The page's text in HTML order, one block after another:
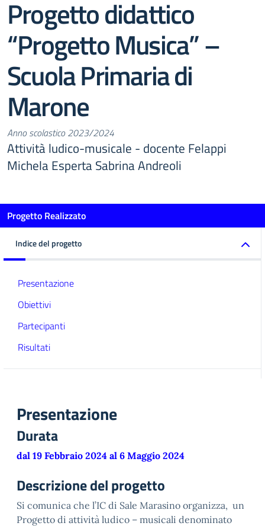
Progetto didattico
“Progetto Musica” –
Scuola Primaria di
Marone
Anno scolastico 2023/2024
Attività ludico-musicale - docente Felappi
Michela Esperta Sabrina Andreoli
Progetto Realizzato
Indice del progetto
Presentazione
Obiettivi
Partecipanti
Risultati
Presentazione
Durata
dal 19 Febbraio 2024 al 6 Maggio 2024
Descrizione del progetto
Si comunica che l’IC di Sale Marasino organizza, un
Progetto di attività ludico – musicali denominato